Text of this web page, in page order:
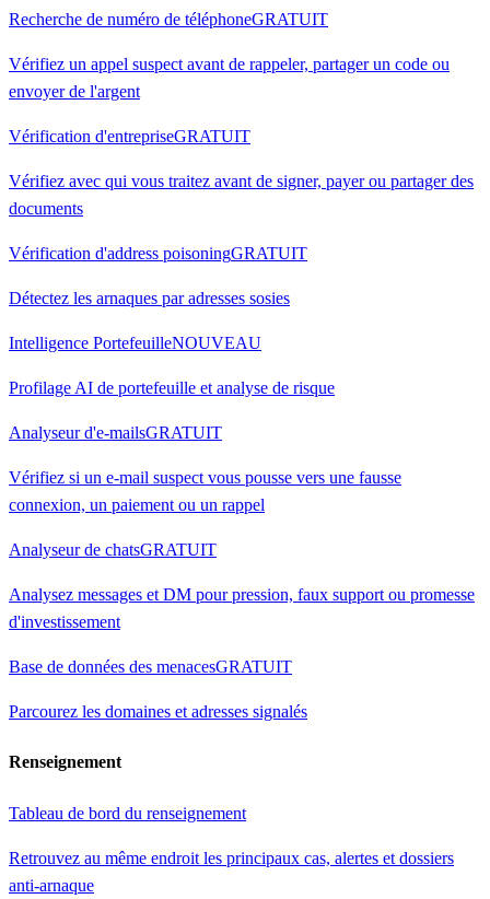
Recherche de numéro de téléphoneGRATUIT
Vérifiez un appel suspect avant de rappeler, partager un code ou
envoyer de l'argent
Vérification d'entrepriseGRATUIT
Vérifiez avec qui vous traitez avant de signer, payer ou partager des
documents
Vérification d'address poisoningGRATUIT
Détectez les arnaques par adresses sosies
Intelligence PortefeuilleNOUVEAU
Profilage AI de portefeuille et analyse de risque
Analyseur d'e-mailsGRATUIT
Vérifiez si un e-mail suspect vous pousse vers une fausse
connexion, un paiement ou un rappel
Analyseur de chatsGRATUIT
Analysez messages et DM pour pression, faux support ou promesse
d'investissement
Base de données des menacesGRATUIT
Parcourez les domaines et adresses signalés
Renseignement
Tableau de bord du renseignement
Retrouvez au même endroit les principaux cas, alertes et dossiers
anti-arnaque